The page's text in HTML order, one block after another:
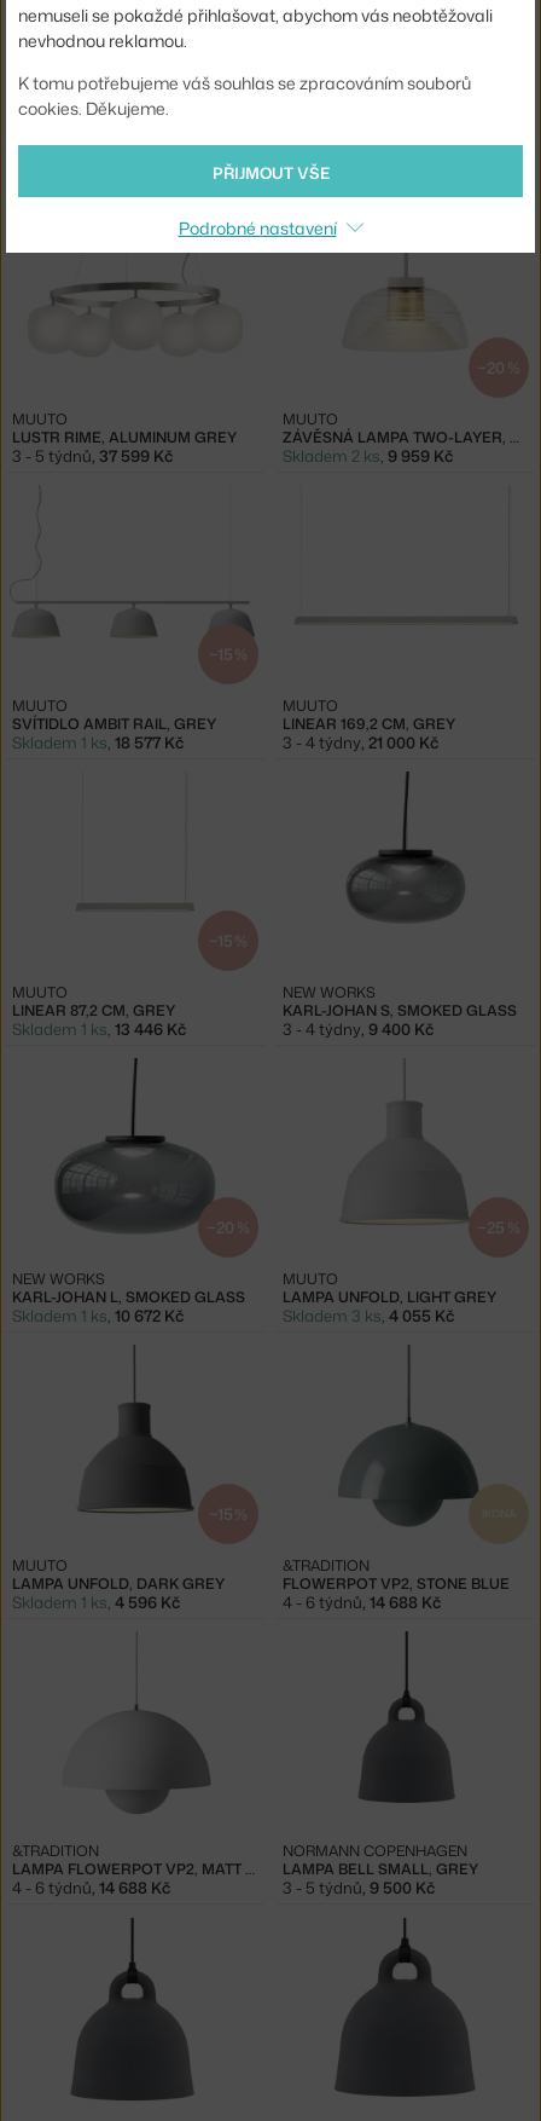
RIME Ø37, OPAL/GREY RIME Ø45, OPAL/GREY
3 - 4 týdny
LUSTR RIME, ALUMINUM GREY
MUUTO
3 - 5 týdnů, 37 599 Kč
−20 %
ZÁVĚSNÁ LAMPA TWO-LAYER, GREY
MUUTO
Skladem 2 ks, 9 959 Kč
−15 %
SVÍTIDLO AMBIT RAIL, GREY
MUUTO
Skladem 1 ks, 18 577 Kč
LINEAR 169,2 CM, GREY
MUUTO
3 - 4 týdny, 21 000 Kč
−15 %
LINEAR 87,2 CM, GREY
MUUTO
Skladem 1 ks, 13 446 Kč
KARL-JOHAN S, SMOKED GLASS
NEW WORKS
3 - 4 týdny, 9 400 Kč
−20 %
KARL-JOHAN L, SMOKED GLASS
NEW WORKS
Skladem 1 ks 10 672 Kč
−25 %
LAMPA UNFOLD, LIGHT GREY
MUUTO
Skladem 3 ks 4 055 Kč
−15 %
LAMPA UNFOLD, DARK GREY
MUUTO
Skladem 1 ks 4 596 Kč
IKONA
FLOWERPOT VP2, STONE BLUE
&TRADITION
4 - 6 týdnů 14 688 Kč
LAMPA FLOWERPOT VP2, MATT LIGHT GREY
&TRADITION
4 - 6 týdnů, 14 688 Kč
LAMPA BELL SMALL, GREY
NORMANN COPENHAGEN
3 - 5 týdnů, 9 500 Kč
nemuseli se pokaždé přihlašovat, abychom vás neobtěžovali
nevhodnou reklamou.
K tomu potřebujeme váš souhlas se zpracováním souborů
cookies. Děkujeme.
PŘIJMOUT VŠE
Podrobné nastavení